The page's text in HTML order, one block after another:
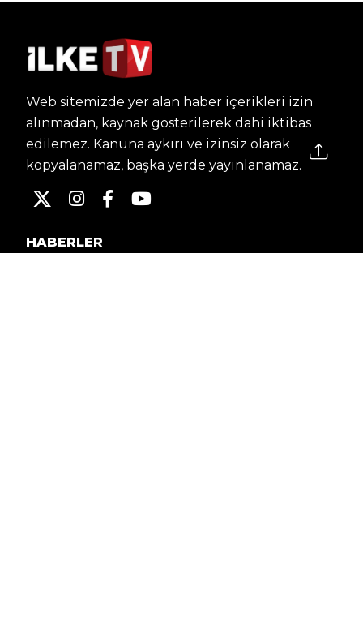
Web sitemizde yer alan haber içerikleri izin
alınmadan, kaynak gösterilerek dahi iktibas
edilemez. Kanuna aykırı ve izinsiz olarak
kopyalanamaz, başka yerde yayınlanamaz.
HABERLER